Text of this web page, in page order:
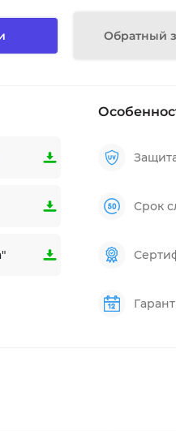
Обратный
Срок